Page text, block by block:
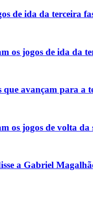
de ida da terceira
os jogos de ida da
avançam para a
os jogos de volta
a Gabriel